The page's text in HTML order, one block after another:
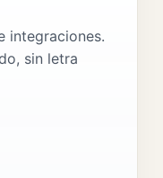
integraciones.
sin letra